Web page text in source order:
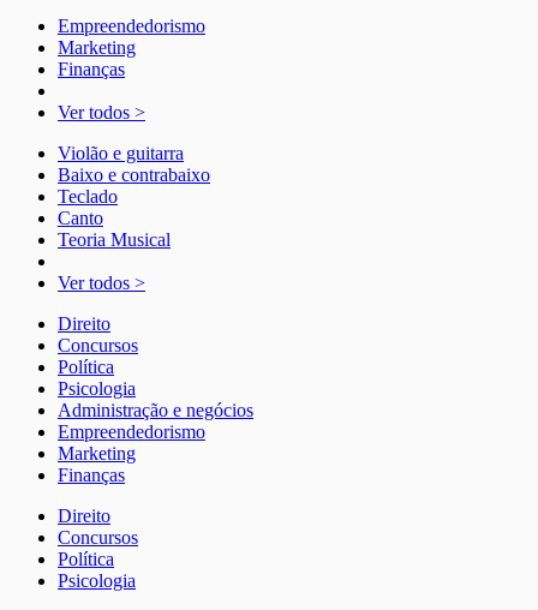
Empreendedorismo
Marketing
Finanças
Ver todos >
Violão e guitarra
Baixo e contrabaixo
Teclado
Canto
Teoria Musical
Ver todos >
Direito
Concursos
Política
Psicologia
Administração e negócios
Empreendedorismo
Marketing
Finanças
Direito
Concursos
Política
Psicologia